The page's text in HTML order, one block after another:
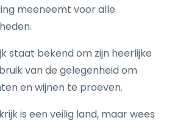
meeneemt voor alle
staat bekend om zijn heerlijke
van de gelegenheid om
en wijnen te proeven.
is een veilig land, maar wees